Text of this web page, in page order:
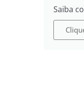
Saiba